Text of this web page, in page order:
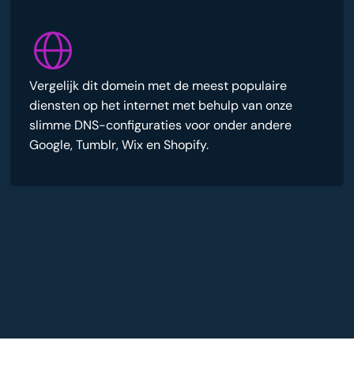
Vergelijk dit domein met de meest populaire
diensten op het internet met behulp van onze
slimme DNS-configuraties voor onder andere
Google, Tumblr, Wix en Shopify.